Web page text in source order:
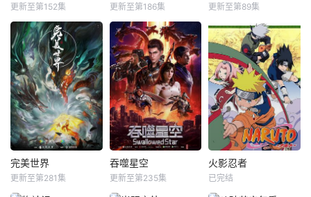
更新至第152集 更新至第186集 更新至第89集
完美世界
更新至第281集
吞噬星空
更新至第235集
火影忍者
已完结